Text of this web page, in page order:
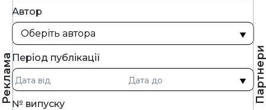
Реклама Партнери
Автор
Період публікації
№ випуску